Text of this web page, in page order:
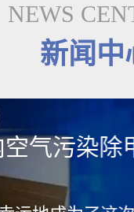
NEWS
新闻中
空气污染
活